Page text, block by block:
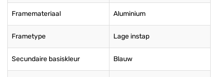
Framemateriaal Aluminium
Frametype Lage instap
Secundaire basiskleur Blauw